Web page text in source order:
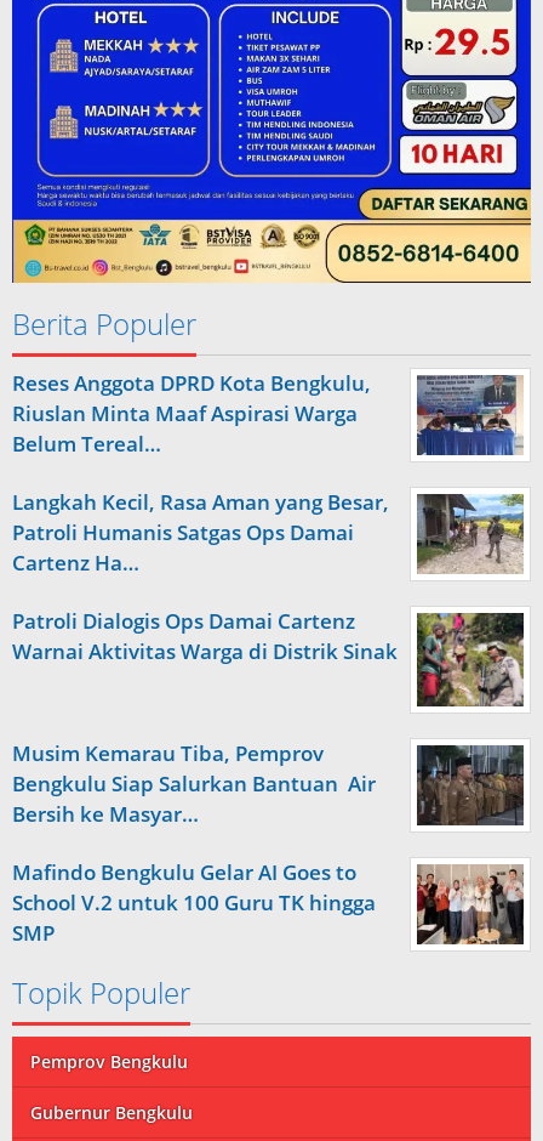
Berita Populer
Reses Anggota DPRD Kota Bengkulu,
Riuslan Minta Maaf Aspirasi Warga
Belum Tereal…
Langkah Kecil, Rasa Aman yang Besar,
Patroli Humanis Satgas Ops Damai
Cartenz Ha…
Patroli Dialogis Ops Damai Cartenz
Warnai Aktivitas Warga di Distrik Sinak
Musim Kemarau Tiba, Pemprov
Bengkulu Siap Salurkan Bantuan Air
Bersih ke Masyar…
Mafindo Bengkulu Gelar AI Goes to
School V.2 untuk 100 Guru TK hingga
SMP
Topik Populer
Pemprov Bengkulu
Gubernur Bengkulu